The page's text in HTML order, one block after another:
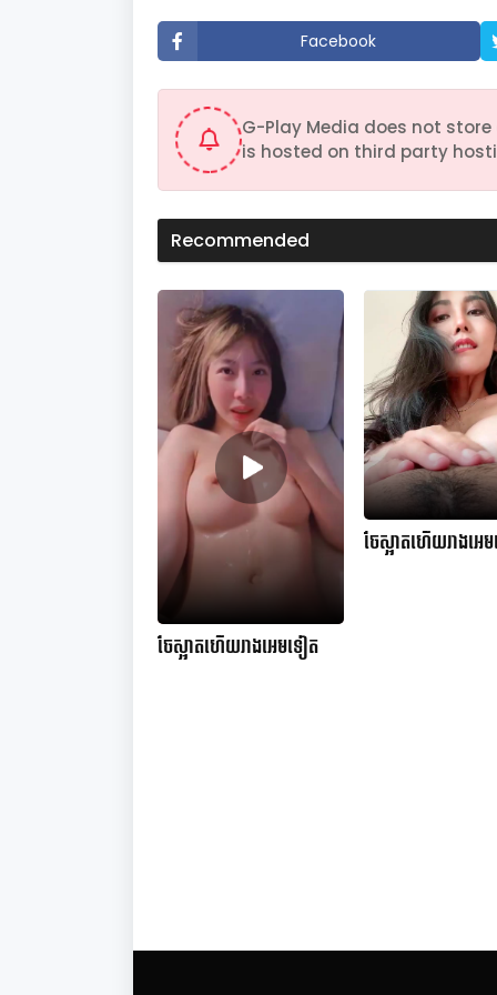
e
s
,
1
e
s
V
u
m
%
Facebook
G-Play Media does not
is hosted on third party
Recommended
ចែស្អាតហើយរាងអេមទៀត
ចែស្អាតហើយរាងអេ